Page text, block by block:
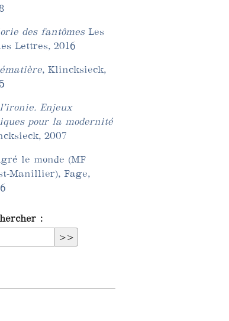
des fantômesLes
Lettres, 2016
, Klincksieck,
Enjeux
pour la modernité
2007
le monde (MF
Manillier), Fage,
: